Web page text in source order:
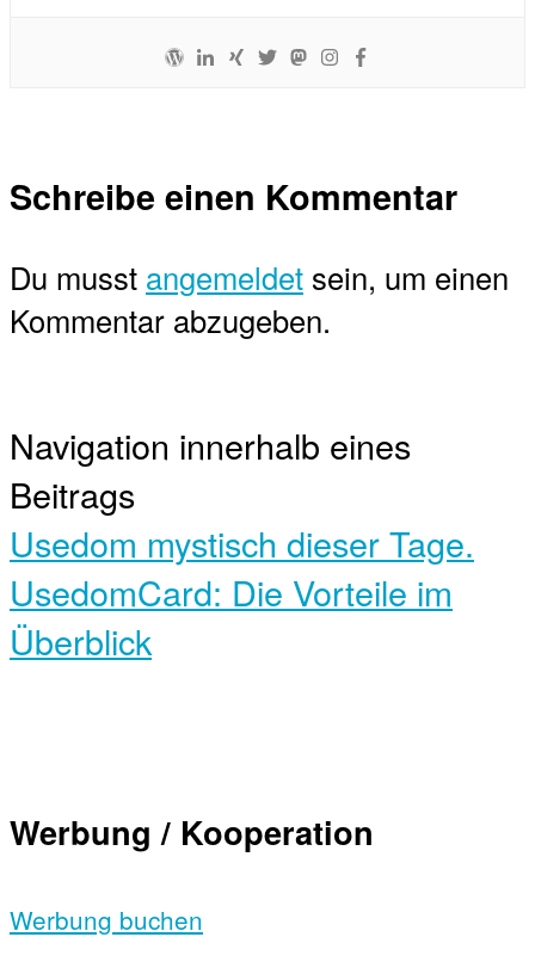
Schreibe einen Kommentar
Du musst angemeldet sein, um einen
Kommentar abzugeben.
Navigation innerhalb eines
Beitrags
Usedom mystisch dieser Tage.
UsedomCard: Die Vorteile im
Überblick
Werbung / Kooperation
Werbung buchen